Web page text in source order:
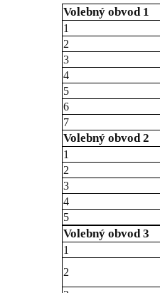
Volebný obvod 1
1
2
3
4
5
6
7
Volebný obvod 2
1
2
3
4
5
Volebný obvod 3
1
2